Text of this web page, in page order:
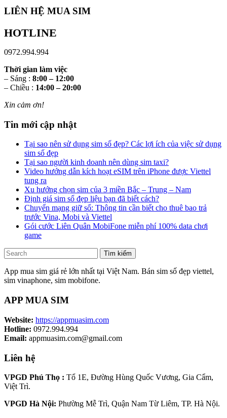
LIÊN HỆ MUA SIM
HOTLINE
0972.994.994
Thời gian làm việc
– Sáng : 8:00 – 12:00
– Chiều : 14:00 – 20:00
Xin cảm ơn!
Tin mới cập nhật
Tại sao nên sử dụng sim số đẹp? Các lợi ích của việc sử dụng
sim số đẹp
Tại sao người kinh doanh nên dùng sim taxi?
Video hướng dẫn kích hoạt eSIM trên iPhone được Viettel
tung ra
Xu hướng chọn sim của 3 miền Bắc – Trung – Nam
Định giá sim số đẹp liệu bạn đã biết cách?
Chuyển mạng giữ số: Thông tin cần biết cho thuê bao trả
trước Vina, Mobi và Viettel
Gói cước Liên Quân MobiFone miễn phí 100% data chơi
game
Tìm kiếm
App mua sim giá rẻ lớn nhất tại Việt Nam. Bán sim số đẹp viettel,
sim vinaphone, sim mobifone.
APP MUA SIM
Website: https://appmuasim.com
Hotline: 0972.994.994
Email: appmuasim.com@gmail.com
Liên hệ
VPGD Phú Thọ : Tổ 1E, Đường Hùng Quốc Vương, Gia Cẩm,
Việt Trì.
VPGD Hà Nội: Phường Mễ Trì, Quận Nam Từ Liêm, TP. Hà Nội.